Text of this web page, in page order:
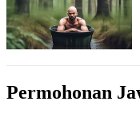
Permohonan